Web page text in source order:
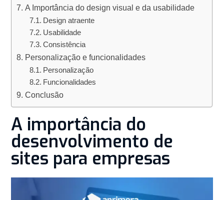
A Importância do design visual e da usabilidade
Design atraente
Usabilidade
Consistência
Personalização e funcionalidades
Personalização
Funcionalidades
Conclusão
A importância do
desenvolvimento de
sites para empresas